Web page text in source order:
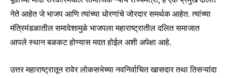
नेते आहेत जे भाजप आणि त्यांच्या धोरणांचे जोरदार समर्थक आहेत. त्यांच्या
मंत्रिमंडळातील समावेशामुळे भाजपला महाराष्ट्रातील दलित समाजात
आपले स्थान बळकट होण्यास मदत होईल अशी अपेक्षा आहे.
उत्तर महाराष्ट्रातून रावेर लोकसभेच्या नवनिर्वाचित खासदार तथा तिसऱ्यांदा